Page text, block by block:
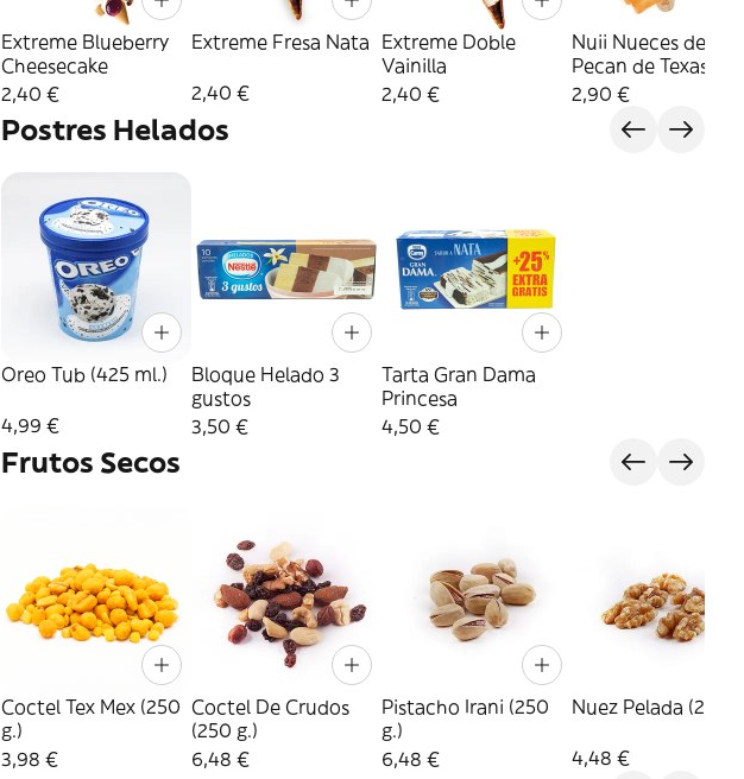
Extreme Blueberry
Cheesecake
2,40 €
Extreme Fresa Nata
2,40 €
Extreme Doble
Vainilla
2,40 €
Nuii Nueces de
Pecan de Texas
2,90 €
Postres Helados
Oreo Tub (425 ml.)
4,99 €
Bloque Helado 3
gustos
3,50 €
Tarta Gran Dama
Princesa
4,50 €
Frutos Secos
Coctel Tex Mex (250
g.)
3,98 €
Coctel De Crudos
(250 g.)
6,48 €
Pistacho Irani (250
g.)
6,48 €
Nuez Pelada (250 g.)
4,48 €